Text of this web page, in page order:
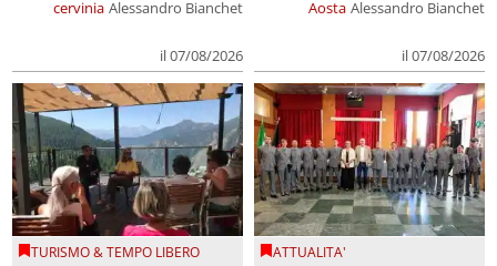
cervinia Alessandro Bianchet
il 07/08/2026
Aosta Alessandro Bianchet
il 07/08/2026
TURISMO & TEMPO LIBERO ATTUALITA'